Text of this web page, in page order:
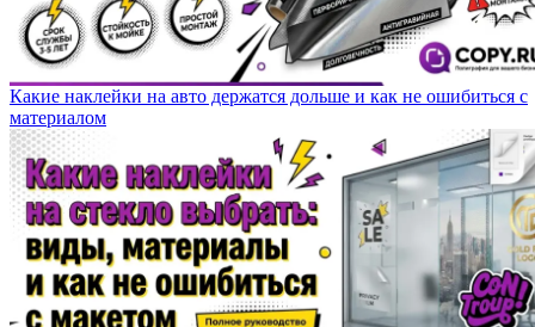
Какие наклейки на авто держатся дольше и как не ошибиться с
материалом